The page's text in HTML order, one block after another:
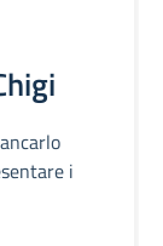
i